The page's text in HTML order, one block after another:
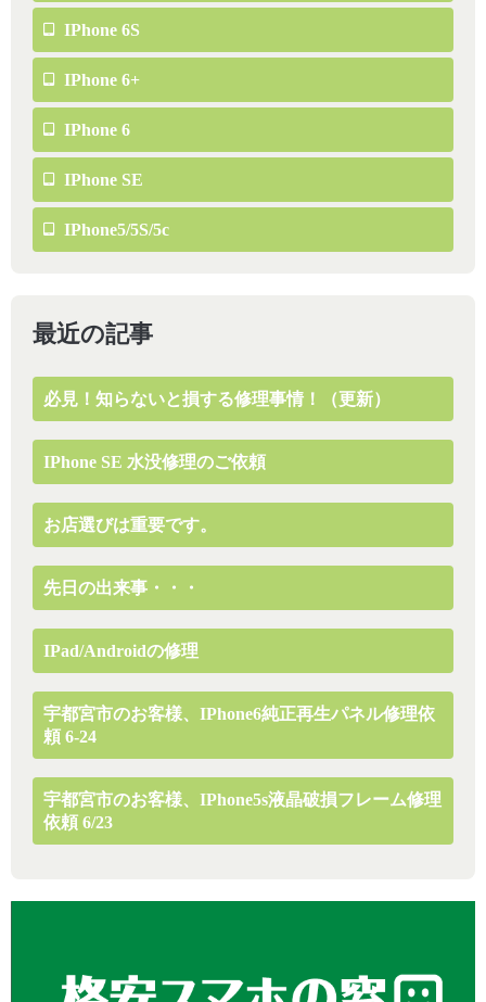
IPhone 6S
IPhone 6+
IPhone 6
IPhone SE
IPhone5/5S/5c
最近の記事
必見！知らないと損する修理事情！（更新）
IPhone SE 水没修理のご依頼
お店選びは重要です。
先日の出来事・・・
IPad/Androidの修理
宇都宮市のお客様、iPhone6純正再生パネル修理依
頼 6-24
宇都宮市のお客様、iPhone5s液晶破損フレーム修理
依頼 6/23